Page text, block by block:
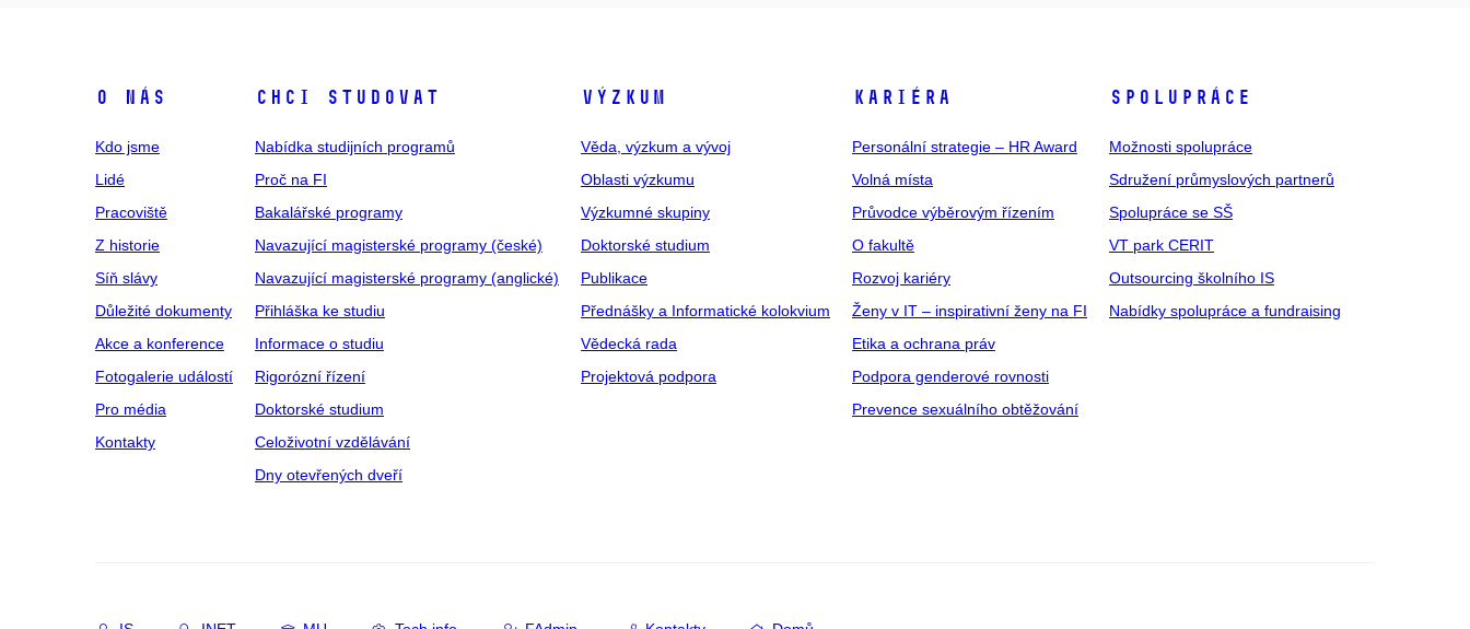
O NÁS
Kdo jsme
Lidé
Pracoviště
Z historie
Síň slávy
Důležité dokumenty
Akce a konference
Fotogalerie událostí
Pro média
Kontakty
CHCI STUDOVAT
Nabídka studijních programů
Proč na FI
Bakalářské programy
Navazující magisterské programy (české)
Navazující magisterské programy (anglické)
Přihláška ke studiu
Informace o studiu
Rigorózní řízení
Doktorské studium
Celoživotní vzdělávání
Dny otevřených dveří
VÝZKUM
Věda, výzkum a vývoj
Oblasti výzkumu
Výzkumné skupiny
Doktorské studium
Publikace
Přednášky a Informatické kolokvium
Vědecká rada
Projektová podpora
KARIÉRA
Personální strategie – HR Award
Volná místa
Průvodce výběrovým řízením
O fakultě
Rozvoj kariéry
Ženy v IT – inspirativní ženy na FI
Etika a ochrana práv
Podpora genderové rovnosti
Prevence sexuálního obtěžování
SPOLUPRÁCE
Možnosti spolupráce
Sdružení průmyslových partnerů
Spolupráce se SŠ
VT park CERIT
Outsourcing školního IS
Nabídky spolupráce a fundraising